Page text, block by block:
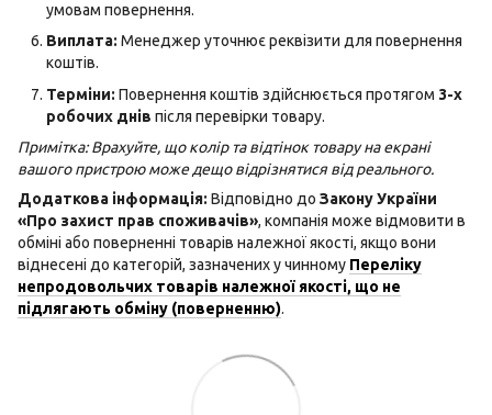
умовам повернення.
Виплата: Менеджер уточнює реквізити для повернення
коштів.
Терміни: Повернення коштів здійснюється протягом 3-х
робочих днів після перевірки товару.
Примітка: Врахуйте, що колір та відтінок товару на екрані
вашого пристрою може дещо відрізнятися від реального.
Додаткова інформація: Відповідно до Закону України
«Про захист прав споживачів», компанія може відмовити в
обміні або поверненні товарів належної якості, якщо вони
віднесені до категорій, зазначених у чинному Переліку
непродовольчих товарів належної якості, що не
підлягають обміну (поверненню).